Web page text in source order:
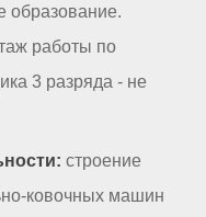
образование.
работы по
3 разряда - не
строение
ковочных машин